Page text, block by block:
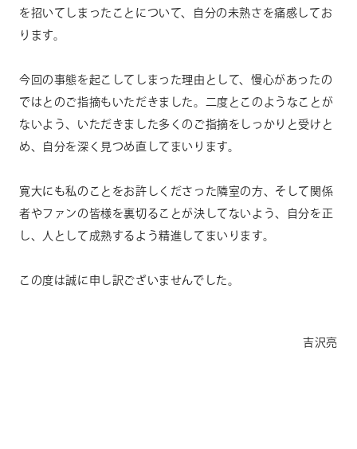
を招いてしまったことについて、自分の未熟さを痛感してお
ります。
今回の事態を起こしてしまった理由として、慢心があったの
ではとのご指摘もいただきました。二度とこのようなことが
ないよう、いただきました多くのご指摘をしっかりと受けと
め、自分を深く見つめ直してまいります。
寛大にも私のことをお許しくださった隣室の方、そして関係
者やファンの皆様を裏切ることが決してないよう、自分を正
し、人として成熟するよう精進してまいります。
この度は誠に申し訳ございませんでした。
吉沢亮